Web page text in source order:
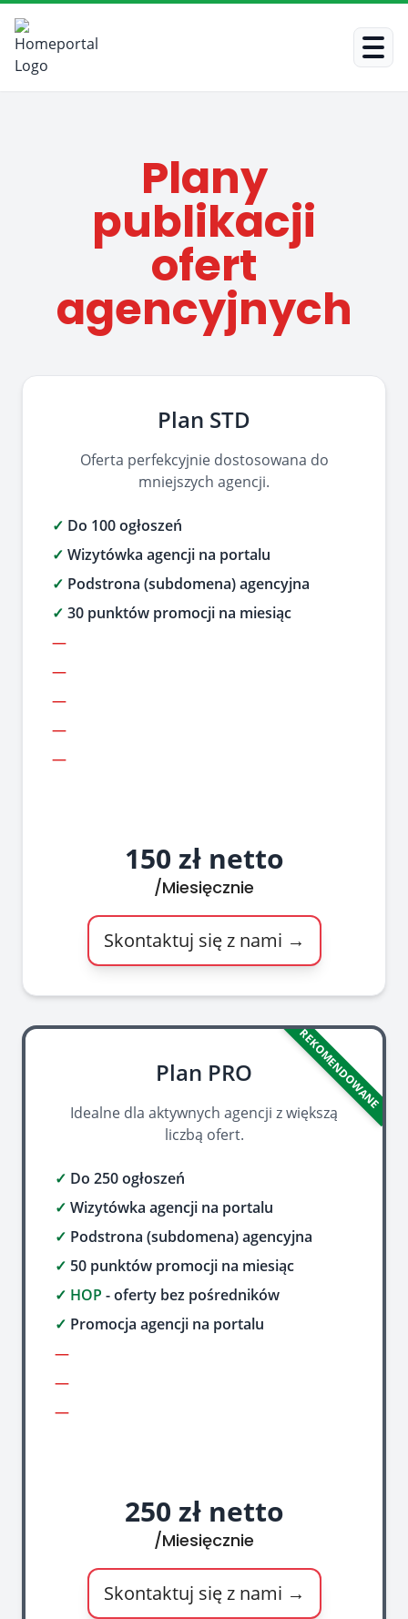
Plany
publikacji
ofert
agencyjnych
Plan STD
Oferta perfekcyjnie dostosowana do
mniejszych agencji.
✓ Do 100 ogłoszeń
✓ Wizytówka agencji na portalu
✓ Podstrona (subdomena) agencyjna
✓ 30 punktów promocji na miesiąc
―
―
―
―
―
150 zł netto
/Miesięcznie
Skontaktuj się z nami →
REKOMENDOWANE
Plan PRO
Idealne dla aktywnych agencji z większą
liczbą ofert.
✓ Do 250 ogłoszeń
✓ Wizytówka agencji na portalu
✓ Podstrona (subdomena) agencyjna
✓ 50 punktów promocji na miesiąc
✓ HOP - oferty bez pośredników
✓ Promocja agencji na portalu
―
―
―
250 zł netto
/Miesięcznie
Skontaktuj się z nami →